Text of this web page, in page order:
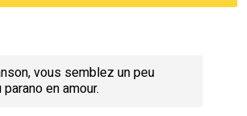
vous semblez un peu
en amour.